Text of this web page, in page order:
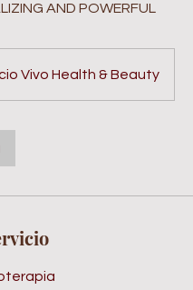
AND POWERFUL
Vivo Health & Beauty